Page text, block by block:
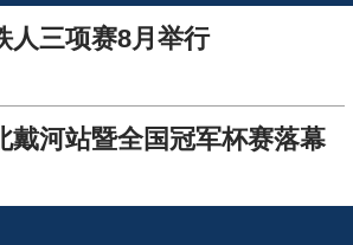
人三项赛8月举行
戴河站暨全国冠军杯赛落幕